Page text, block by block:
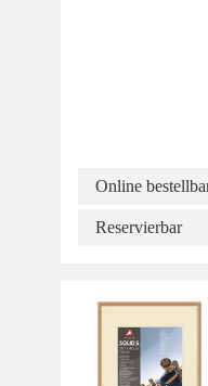
Online
Reservierbar